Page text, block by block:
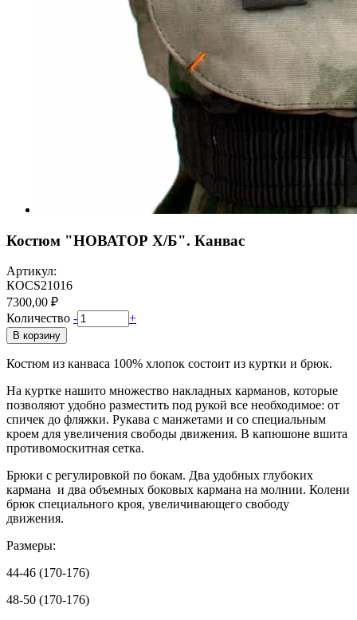
Костюм "НОВАТОР Х/Б". Канвас
Артикул:
КОСS21016
7300,00 ₽
Количество - +
В корзину
Костюм из канваса 100% хлопок состоит из куртки и брюк.
На куртке нашито множество накладных карманов, которые
позволяют удобно разместить под рукой все необходимое: от
спичек до фляжки. Рукава с манжетами и со специальным
кроем для увеличения свободы движения. В капюшоне вшита
противомоскитная сетка.
Брюки с регулировкой по бокам. Два удобных глубоких
кармана и два объемных боковых кармана на молнии. Колени
брюк специального кроя, увеличивающего свободу
движения.
Размеры:
44-46 (170-176)
48-50 (170-176)